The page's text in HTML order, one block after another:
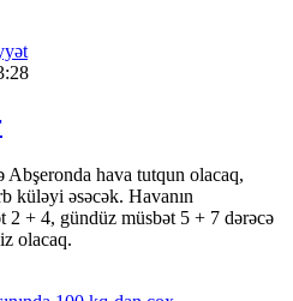
Abşeronda hava tutqun olacaq,
küləyi əsəcək. Havanın
2 + 4, gündüz müsbət 5 + 7 dərəcə
olacaq.